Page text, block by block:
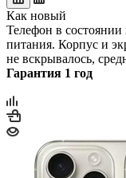
Как новый
Телефон в состоянии
питания. Корпус и
не вскрывалось,
Гарантия 1 год